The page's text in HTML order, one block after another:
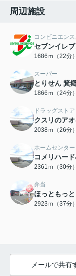
周辺施設
コンビニエン
セブンイレ
1686ｍ（22分）
スーパー
とりせん 箕
1866ｍ（24分）
ドラッグストア
クスリのア
2038ｍ（26分）
ホームセンター
コメリハー
2361ｍ（30分）
弁当
ほっともっ
2923ｍ（37分）
メールで共有